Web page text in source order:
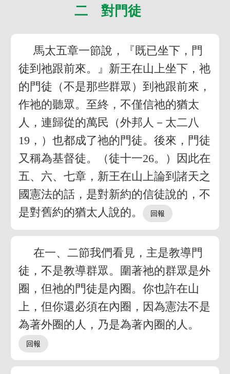
二 對門徒
馬太五章一節說，『既已坐下，門
徒到祂跟前來。』新王在山上坐下，祂
的門徒（不是那些群眾）到祂跟前來，
作祂的聽眾。至終，不僅信祂的猶太
人，連歸從的萬民（外邦人－太二八
19，）也都成了祂的門徒。後來，門徒
又稱為基督徒。（徒十一26。）因此在
五、六、七章，新王在山上論到諸天之
國憲法的話，是對新約的信徒說的，不
是對舊約的猶太人說的。
在一、二節我們看見，主是教導門
徒，不是教導群眾。圍著祂的群眾是外
圈，但祂的門徒是內圈。你也許在山
上，但你還必須在內圈，因為憲法不是
為著外圈的人，乃是為著內圈的人。